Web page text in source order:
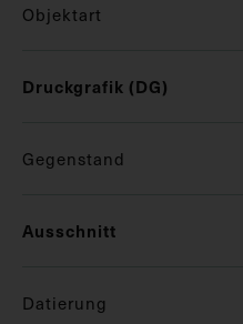
Objektart
Druckgrafik (DG)
Gegenstand
Ausschnitt
Datierung